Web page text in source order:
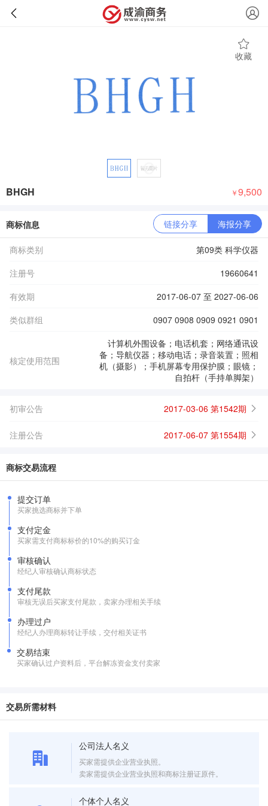
收藏
BHGH ￥9,500
商标信息 链接分享 海报分享
商标类别
第09类 科学仪器
注册号
19660641
有效期
2017-06-07 至 2027-06-06
类似群组
0907 0908 0909 0921 0901
核定使用范围
计算机外围设备；电话机套；网络通讯设
备；导航仪器；移动电话；录音装置；照相
机（摄影）；手机屏幕专用保护膜；眼镜；
自拍杆（手持单脚架）
初审公告 2017-03-06 第1542期
注册公告 2017-06-07 第1554期
商标交易流程
提交订单
买家挑选商标并下单
支付定金
买家需支付商标标价的10%的购买订金
审核确认
经纪人审核确认商标状态
支付尾款
审核无误后买家支付尾款，卖家办理相关手续
办理过户
经纪人办理商标转让手续，交付相关证书
交易结束
买家确认过户资料后，平台解冻资金支付卖家
交易所需材料
公司法人名义
买家需提供企业营业执照。
卖家需提供企业营业执照和商标注册证原件。
个体个人名义